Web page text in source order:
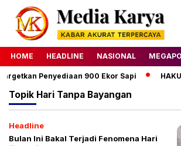
HOME HEADLINE NASIONAL
Penyediaan 900 Ekor Sapi
Topik Hari Tanpa Bayangan
Headline
Bulan Ini Bakal Terjadi Fenomena Hari